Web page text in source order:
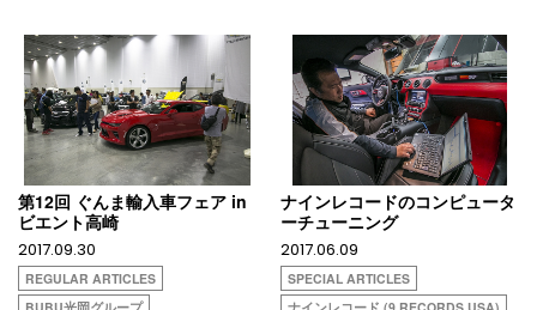
第12回 ぐんま輸入車フェア in
ビエント高崎
2017.09.30
REGULAR ARTICLES
ナインレコードのコンピュータ
ーチューニング
2017.06.09
SPECIAL ARTICLES